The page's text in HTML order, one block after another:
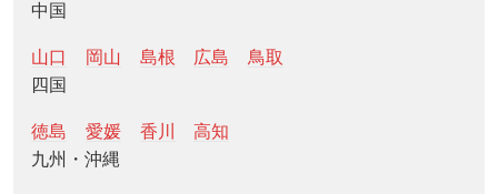
中国
山口 岡山 島根 広島
鳥取
四国
徳島 愛媛 香川
高知
九州・沖縄